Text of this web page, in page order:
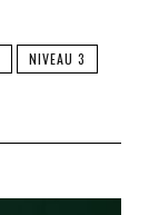
NIVEAU 3